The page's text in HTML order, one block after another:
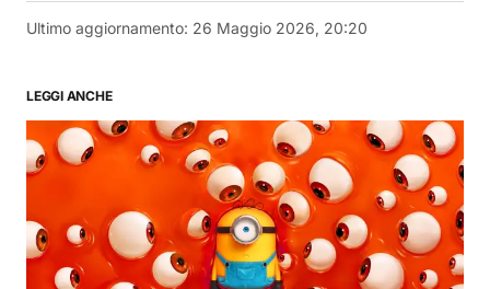
Ultimo aggiornamento: 26 Maggio 2026, 20:20
LEGGI ANCHE